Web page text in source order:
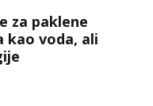
za paklene
kao voda, ali